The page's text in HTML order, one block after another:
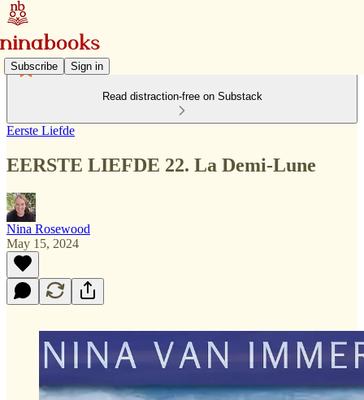
Subscribe Sign in
Read distraction-free on Substack
Eerste Liefde
EERSTE LIEFDE 22. La Demi-Lune
Nina Rosewood
May 15, 2024